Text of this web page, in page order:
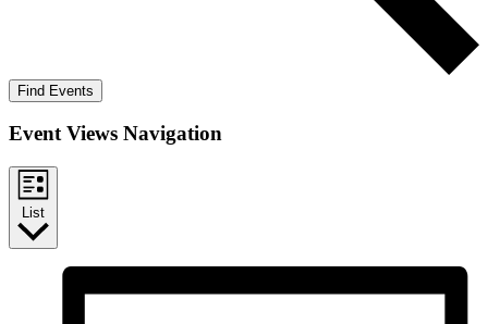
Find Events
Event Views Navigation
List